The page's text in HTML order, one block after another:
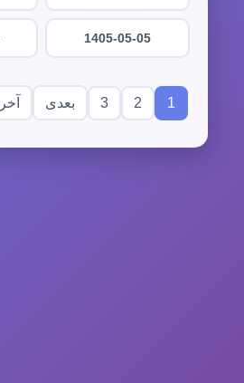
1405-05-05
1
2
3 بعدی آخر